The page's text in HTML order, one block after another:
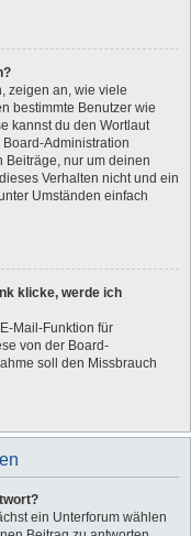
zeigen an, wie viele
bestimmte Benutzer wie
kannst du den Wortlaut
Administration
Beiträge, nur um deinen
Verhalten nicht und ein
Umständen einfach
klicke, werde ich
Mail-Funktion für
von der Board-
soll den Missbrauch
ein Unterforum wählen